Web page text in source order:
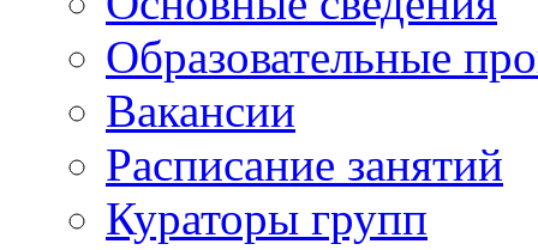
Образовательные
Вакансии
Расписание занятий
Кураторы групп